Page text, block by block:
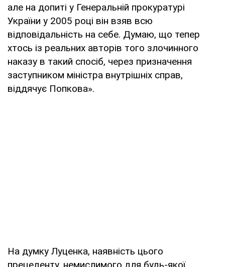
але на допиті у Генеральній прокуратурі
України у 2005 році він взяв всю
відповідальність на себе. Думаю, що тепер
хтось із реальних авторів того злочинного
наказу в такий спосіб, через призначення
заступником міністра внутрішніх справ,
віддячує Попкова».
На думку Луценка, наявність цього
прецеденту, немислимого для будь-якої